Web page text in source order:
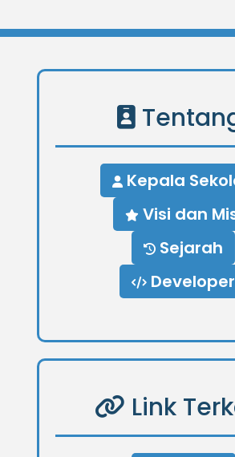
Kepala
Visi dan
Sejarah
Developer
Link